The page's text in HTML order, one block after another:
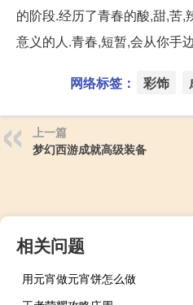
的阶段.经历了青春的酸,甜,苦
意义的人.青春,短暂,会从你手边
网络标签： 彩饰
上一篇
梦幻西游成就高级装备
相关问题
用元宵做元宵饼怎么做